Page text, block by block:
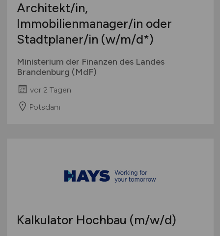
Architekt/in,
Immobilienmanager/in oder
Stadtplaner/in (w/m/d*)
Ministerium der Finanzen des Landes
Brandenburg (MdF)
vor 2 Tagen
Potsdam
Kalkulator Hochbau (m/w/d)